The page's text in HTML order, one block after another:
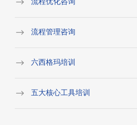
流程管理咨询
六西格玛培训
五大核心工具培训